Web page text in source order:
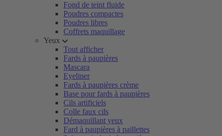
Fond de teint fluide
Poudres compactes
Poudres libres
Coffrets maquillage
Yeux
Tout afficher
Fards à paupières
Mascara
Eyeliner
Fards à paupières crème
Base pour fards à paupières
Cils artificiels
Colle faux cils
Démaquillant yeux
Fard à paupières à paillettes